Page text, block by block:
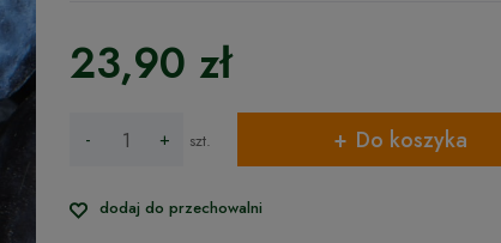
23,90 zł
- + szt. Do koszyka
dodaj do przechowalni